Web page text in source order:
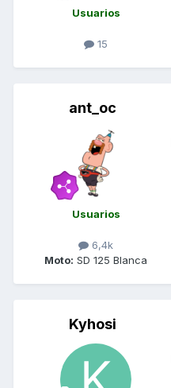
Usuarios
15
ant_oc
Usuarios
6,4k
Moto: SD 125 Blanca
Kyhosi